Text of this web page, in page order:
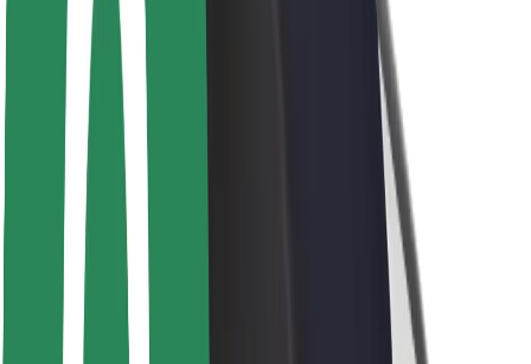
Retningslinjer for varemerke
Oppdrag
Investorrelasjoner
Ledelse
Merkevare
Media
Urban Fund
Sikkerhet
Sikkerhet for passasjer